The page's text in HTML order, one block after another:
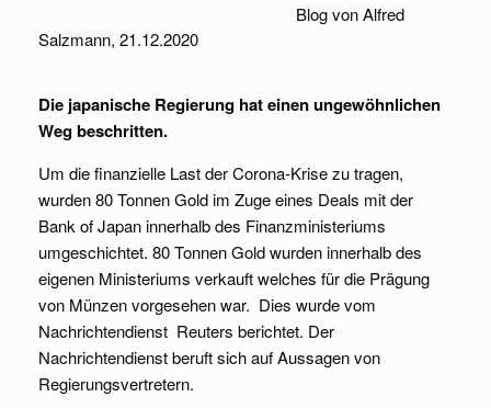
Blog von Alfred
Salzmann, 21.12.2020
Die japanische Regierung hat einen ungewöhnlichen
Weg beschritten.
Um die finanzielle Last der Corona-Krise zu tragen,
wurden 80 Tonnen Gold im Zuge eines Deals mit der
Bank of Japan innerhalb des Finanzministeriums
umgeschichtet. 80 Tonnen Gold wurden innerhalb des
eigenen Ministeriums verkauft welches für die Prägung
von Münzen vorgesehen war. Dies wurde vom
Nachrichtendienst Reuters berichtet. Der
Nachrichtendienst beruft sich auf Aussagen von
Regierungsvertretern.